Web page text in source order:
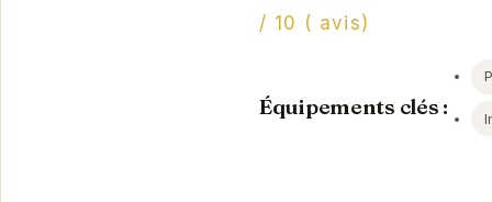
/ 10 ( avis)
Équipements clés :